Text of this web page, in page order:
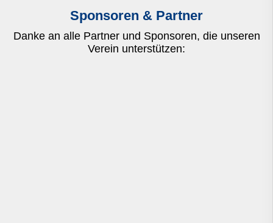
Sponsoren & Partner
Danke an alle Partner und Sponsoren, die unseren
Verein unterstützen: